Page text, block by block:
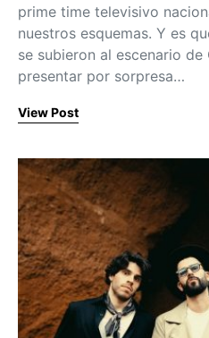
prime time televisivo
nuestros esquemas. Y es
se subieron al escenario
presentar por sorpresa…
View Post